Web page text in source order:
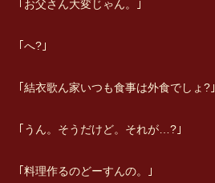
｢お父さん大変じゃん。｣
｢へ?｣
｢結衣歌ん家いつも食事は外食でしょ?｣
｢うん。そうだけど。それが…?｣
｢料理作るのどーすんの。｣